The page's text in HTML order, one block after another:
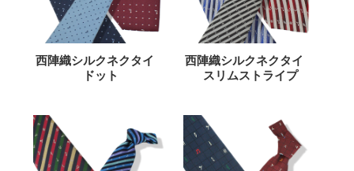
西陣織シルクネクタイ
ドット
西陣織シルクネクタイ
スリムストライプ